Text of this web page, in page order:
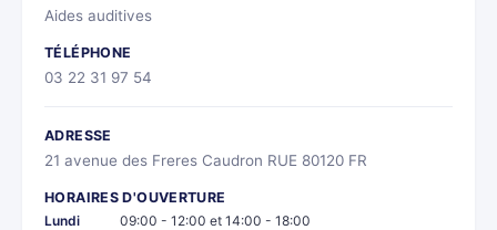
Aides auditives
TÉLÉPHONE
03 22 31 97 54
ADRESSE
21 avenue des Freres Caudron RUE 80120 FR
HORAIRES D'OUVERTURE
Lundi
09:00 - 12:00 et 14:00 - 18:00